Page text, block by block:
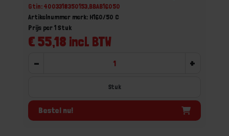
Gtin: 4003318350153,BBAB16050
Artikelnummer merk: H160/50 C
€ 55,18 incl. BTW
Prijs per 1 Stuk
- +
Stuk
Bestel nu!